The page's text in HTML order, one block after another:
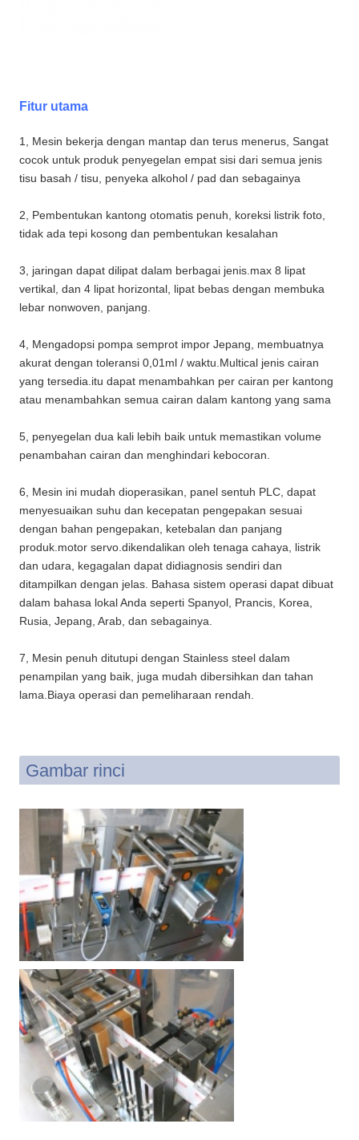
Fitur utama
1, Mesin bekerja dengan mantap dan terus menerus, Sangat
cocok untuk produk penyegelan empat sisi dari semua jenis
tisu basah / tisu, penyeka alkohol / pad dan sebagainya
2, Pembentukan kantong otomatis penuh, koreksi listrik foto,
tidak ada tepi kosong dan pembentukan kesalahan
3, jaringan dapat dilipat dalam berbagai jenis.max 8 lipat
vertikal, dan 4 lipat horizontal, lipat bebas dengan membuka
lebar nonwoven, panjang.
4, Mengadopsi pompa semprot impor Jepang, membuatnya
akurat dengan toleransi 0,01ml / waktu.Multical jenis cairan
yang tersedia.itu dapat menambahkan per cairan per kantong
atau menambahkan semua cairan dalam kantong yang sama
5, penyegelan dua kali lebih baik untuk memastikan volume
penambahan cairan dan menghindari kebocoran.
6, Mesin ini mudah dioperasikan, panel sentuh PLC, dapat
menyesuaikan suhu dan kecepatan pengepakan sesuai
dengan bahan pengepakan, ketebalan dan panjang
produk.motor servo.dikendalikan oleh tenaga cahaya, listrik
dan udara, kegagalan dapat didiagnosis sendiri dan
ditampilkan dengan jelas. Bahasa sistem operasi dapat dibuat
dalam bahasa lokal Anda seperti Spanyol, Prancis, Korea,
Rusia, Jepang, Arab, dan sebagainya.
7, Mesin penuh ditutupi dengan Stainless steel dalam
penampilan yang baik, juga mudah dibersihkan dan tahan
lama.Biaya operasi dan pemeliharaan rendah.
Gambar rinci